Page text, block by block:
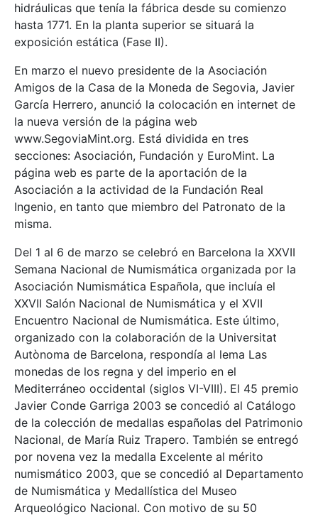
hidráulicas que tenía la fábrica desde su comienzo
hasta 1771. En la planta superior se situará la
exposición estática (Fase II).
En marzo el nuevo presidente de la Asociación
Amigos de la Casa de la Moneda de Segovia, Javier
García Herrero, anunció la colocación en internet de
la nueva versión de la página web
www.SegoviaMint.org. Está dividida en tres
secciones: Asociación, Fundación y EuroMint. La
página web es parte de la aportación de la
Asociación a la actividad de la Fundación Real
Ingenio, en tanto que miembro del Patronato de la
misma.
Del 1 al 6 de marzo se celebró en Barcelona la XXVII
Semana Nacional de Numismática organizada por la
Asociación Numismática Española, que incluía el
XXVII Salón Nacional de Numismática y el XVII
Encuentro Nacional de Numismática. Este último,
organizado con la colaboración de la Universitat
Autònoma de Barcelona, respondía al lema Las
monedas de los regna y del imperio en el
Mediterráneo occidental (siglos VI-VIII). El 45 premio
Javier Conde Garriga 2003 se concedió al Catálogo
de la colección de medallas españolas del Patrimonio
Nacional, de María Ruiz Trapero. También se entregó
por novena vez la medalla Excelente al mérito
numismático 2003, que se concedió al Departamento
de Numismática y Medallística del Museo
Arqueológico Nacional. Con motivo de su 50